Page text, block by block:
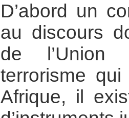
D’abord un
au discours
de l’Union
terrorisme
Afrique, il